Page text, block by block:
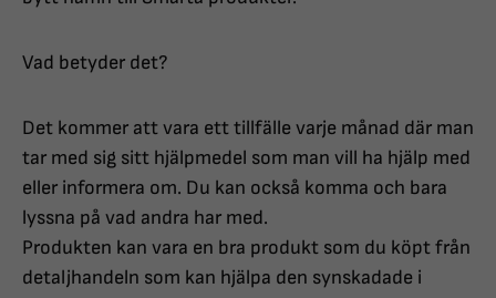
Vad betyder det?
Det kommer att vara ett tillfälle varje månad där man
tar med sig sitt hjälpmedel som man vill ha hjälp med
eller informera om. Du kan också komma och bara
lyssna på vad andra har med.
Produkten kan vara en bra produkt som du köpt från
detaljhandeln som kan hjälpa den synskadade i